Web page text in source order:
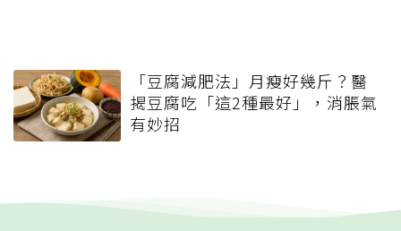
「豆腐減肥法」月瘦好幾斤？醫
揭豆腐吃「這2種最好」，消脹氣
有妙招